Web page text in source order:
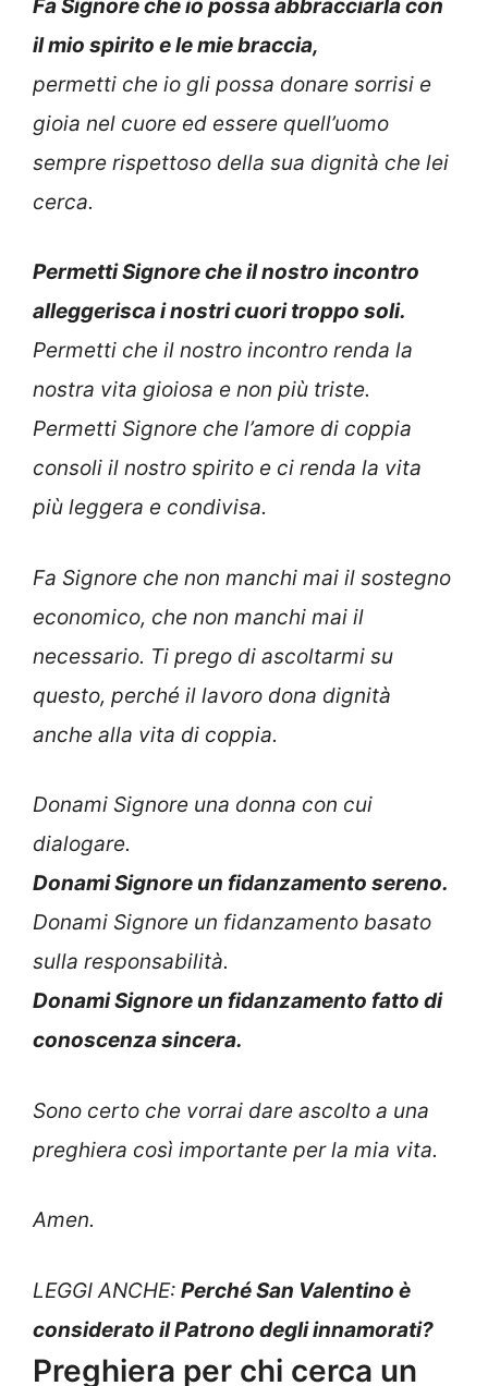
Fa Signore che io possa abbracciarla con
il mio spirito e le mie braccia,
permetti che io gli possa donare sorrisi e
gioia nel cuore ed essere quell’uomo
sempre rispettoso della sua dignità che lei
cerca.
Permetti Signore che il nostro incontro
alleggerisca i nostri cuori troppo soli.
Permetti che il nostro incontro renda la
nostra vita gioiosa e non più triste.
Permetti Signore che l’amore di coppia
consoli il nostro spirito e ci renda la vita
più leggera e condivisa.
Fa Signore che non manchi mai il sostegno
economico, che non manchi mai il
necessario. Ti prego di ascoltarmi su
questo, perché il lavoro dona dignità
anche alla vita di coppia.
Donami Signore una donna con cui
dialogare.
Donami Signore un fidanzamento sereno.
Donami Signore un fidanzamento basato
sulla responsabilità.
Donami Signore un fidanzamento fatto di
conoscenza sincera.
Sono certo che vorrai dare ascolto a una
preghiera così importante per la mia vita.
Amen.
LEGGI ANCHE: Perché San Valentino è
considerato il Patrono degli innamorati?
Preghiera per chi cerca un